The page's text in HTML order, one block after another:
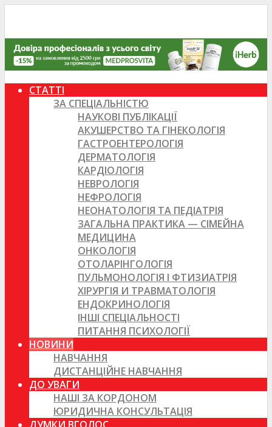
СТАТТІ
ЗА СПЕЦІАЛЬНІСТЮ
НАУКОВІ ПУБЛІКАЦІЇ
АКУШЕРСТВО ТА ГІНЕКОЛОГІЯ
ГАСТРОЕНТЕРОЛОГІЯ
ДЕРМАТОЛОГІЯ
КАРДІОЛОГІЯ
НЕВРОЛОГІЯ
НЕФРОЛОГІЯ
НЕОНАТОЛОГІЯ ТА ПЕДІАТРІЯ
ЗАГАЛЬНА ПРАКТИКА — СІМЕЙНА
МЕДИЦИНА
ОНКОЛОГІЯ
ОТОЛАРІНГОЛОГІЯ
ПУЛЬМОНОЛОГІЯ І ФТИЗИАТРІЯ
ХІРУРГІЯ И ТРАВМАТОЛОГІЯ
ЕНДОКРИНОЛОГІЯ
ІНШІ СПЕЦІАЛЬНОСТІ
ПИТАННЯ ПСИХОЛОГІЇ
НОВИНИ
НАВЧАННЯ
ДИСТАНЦІЙНЕ НАВЧАННЯ
ДО УВАГИ
НАШІ ЗА КОРДОНОМ
ЮРИДИЧНА КОНСУЛЬТАЦІЯ